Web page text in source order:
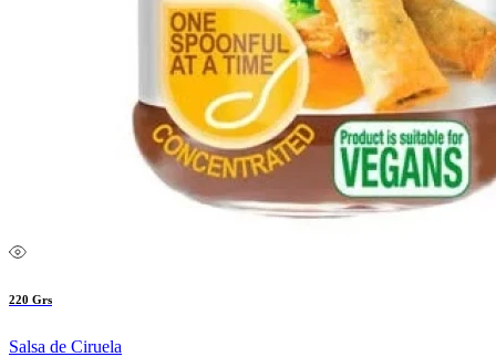
220 Grs
Salsa de Ciruela